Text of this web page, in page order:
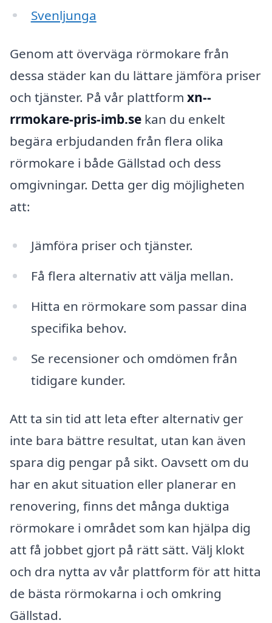
Svenljunga
Genom att överväga rörmokare från
dessa städer kan du lättare jämföra priser
och tjänster. På vår plattform xn--
rrmokare-pris-imb.se kan du enkelt
begära erbjudanden från flera olika
rörmokare i både Gällstad och dess
omgivningar. Detta ger dig möjligheten
att:
Jämföra priser och tjänster.
Få flera alternativ att välja mellan.
Hitta en rörmokare som passar dina
specifika behov.
Se recensioner och omdömen från
tidigare kunder.
Att ta sin tid att leta efter alternativ ger
inte bara bättre resultat, utan kan även
spara dig pengar på sikt. Oavsett om du
har en akut situation eller planerar en
renovering, finns det många duktiga
rörmokare i området som kan hjälpa dig
att få jobbet gjort på rätt sätt. Välj klokt
och dra nytta av vår plattform för att hitta
de bästa rörmokarna i och omkring
Gällstad.